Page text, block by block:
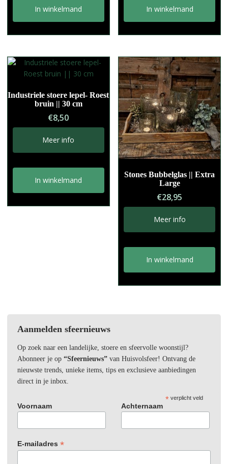
In winkelmand In winkelmand
Industriele stoere lepel- Roest
bruin || 30 cm
€8,50
Meer info
In winkelmand
Stones Bubbelglas || Extra
Large
€28,95
Meer info
In winkelmand
Aanmelden sfeernieuws
Op zoek naar een landelijke, stoere en sfeervolle woonstijl?
Abonneer je op “Sfeernieuws”van Huisvolsfeer! Ontvang de
nieuwste trends, unieke items, tips en exclusieve aanbiedingen
direct in je inbox.
*verplicht veld
Voornaam Achternaam
E-mailadres *